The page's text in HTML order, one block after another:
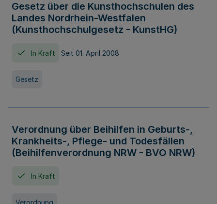
Gesetz über die Kunsthochschulen des
Landes Nordrhein-Westfalen
(Kunsthochschulgesetz - KunstHG)
In Kraft Seit 01. April 2008
Gesetz
Verordnung über Beihilfen in Geburts-,
Krankheits-, Pflege- und Todesfällen
(Beihilfenverordnung NRW - BVO NRW)
In Kraft
Verordnung